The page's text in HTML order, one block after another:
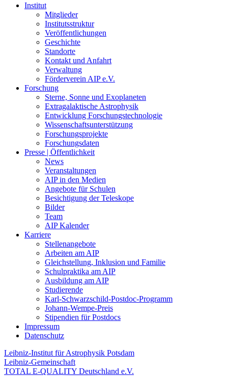
Institut
Mitglieder
Institutsstruktur
Veröffentlichungen
Geschichte
Standorte
Kontakt und Anfahrt
Verwaltung
Förderverein AIP e.V.
Forschung
Sterne, Sonne und Exoplaneten
Extragalaktische Astrophysik
Entwicklung Forschungstechnologie
Wissenschaftsunterstützung
Forschungsprojekte
Forschungsdaten
Presse | Öffentlichkeit
News
Veranstaltungen
AIP in den Medien
Angebote für Schulen
Besichtigung der Teleskope
Bilder
Team
AIP Kalender
Karriere
Stellenangebote
Arbeiten am AIP
Gleichstellung, Inklusion und Familie
Schulpraktika am AIP
Ausbildung am AIP
Studierende
Karl-Schwarzschild-Postdoc-Programm
Johann-Wempe-Preis
Stipendien für Postdocs
Impressum
Datenschutz
Leibniz-Institut für Astrophysik Potsdam
Leibniz-Gemeinschaft
TOTAL E-QUALITY Deutschland e.V.